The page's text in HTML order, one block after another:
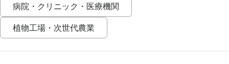
病院・クリニック・医療機関
植物工場・次世代農業